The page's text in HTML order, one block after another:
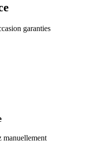
garanties
manuellement